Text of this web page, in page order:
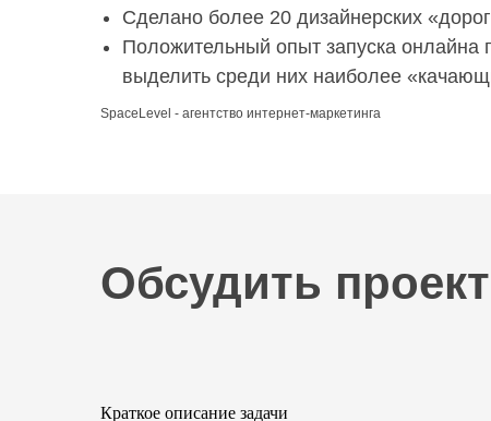
Сделано более 20 дизайнерских
Положительный опыт запуска онлайна
выделить среди них наиболее
SpaceLevel - агентство интернет-маркетинга
Обсудить проект
Краткое описание задачи